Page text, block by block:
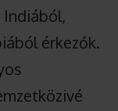
érkezők.